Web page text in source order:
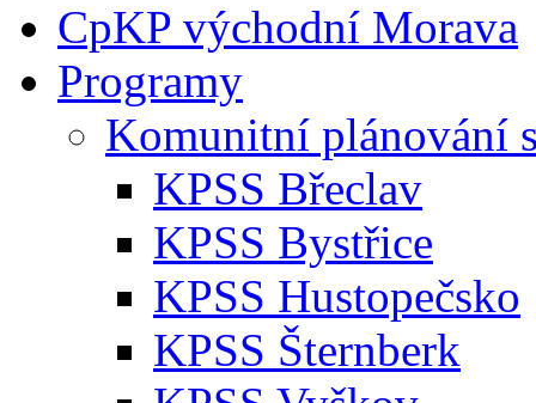
CpKP východní Morava
Programy
Komunitní plánování
KPSS Břeclav
KPSS Bystřice
KPSS Hustopečsko
KPSS Šternberk